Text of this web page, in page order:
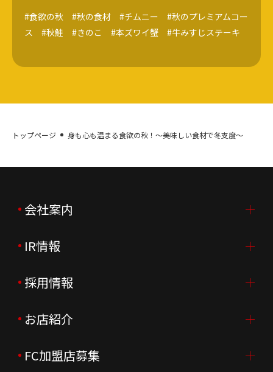
#食欲の秋 #秋の食材 #チムニー #秋のプレミアムコー
ス #秋鮭 #きのこ #本ズワイ蟹 #牛みすじステーキ
トップページ 身も心も温まる食欲の秋！～美味しい食材で冬支度～
会社案内
会社案内TOP
ご挨拶
会社概要
会社沿革
IR情報
IR情報TOP
ニュースリリース
月次売上
採用情報
採用情報TOP
新卒採用
お店紹介
店舗を探す・予約する
FC加盟店募集